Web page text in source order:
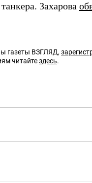
Захарова
газеты ВЗГЛЯД,
читайтездесь.